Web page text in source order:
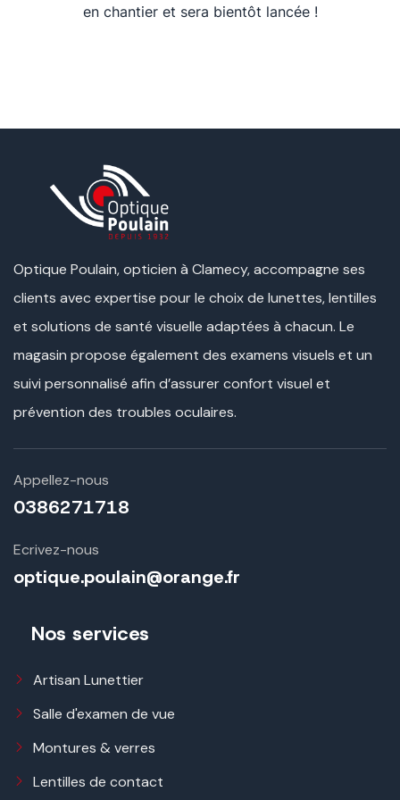
en chantier et sera bientôt lancée !
Optique Poulain, opticien à Clamecy, accompagne ses
clients avec expertise pour le choix de lunettes, lentilles
et solutions de santé visuelle adaptées à chacun. Le
magasin propose également des examens visuels et un
suivi personnalisé afin d’assurer confort visuel et
prévention des troubles oculaires.
Appellez-nous
0386271718
Ecrivez-nous
optique.poulain@orange.fr
Nos services
Artisan Lunettier
Salle d'examen de vue
Montures & verres
Lentilles de contact